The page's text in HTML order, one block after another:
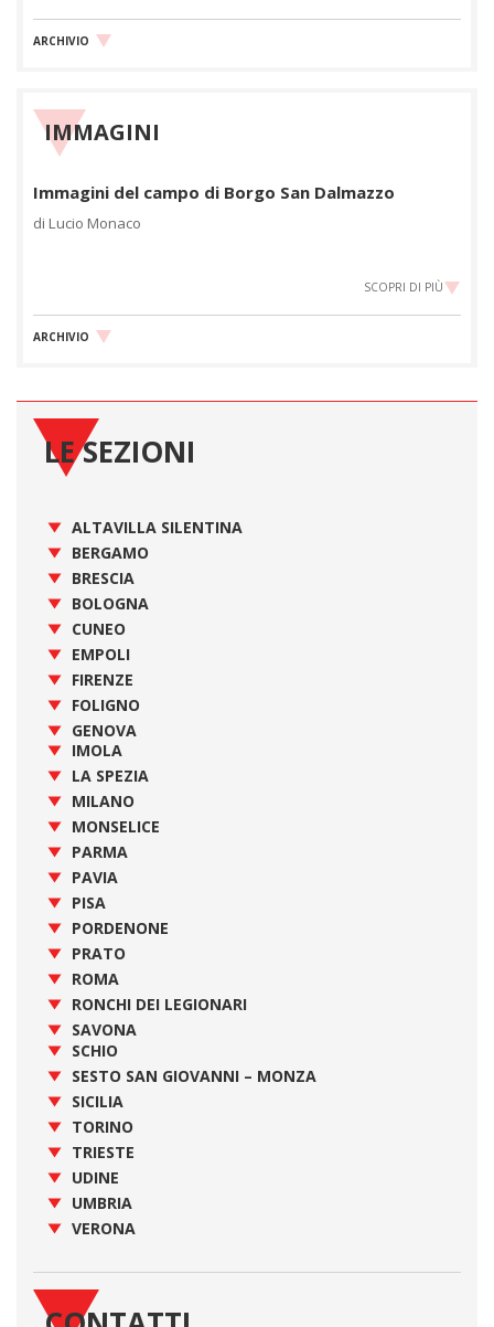
ARCHIVIO
IMMAGINI
Immagini del campo di Borgo San Dalmazzo
di Lucio Monaco
SCOPRI DI PIÙ
ARCHIVIO
LE SEZIONI
ALTAVILLA SILENTINA
BERGAMO
BRESCIA
BOLOGNA
CUNEO
EMPOLI
FIRENZE
FOLIGNO
GENOVA
IMOLA
LA SPEZIA
MILANO
MONSELICE
PARMA
PAVIA
PISA
PORDENONE
PRATO
ROMA
RONCHI DEI LEGIONARI
SAVONA
SCHIO
SESTO SAN GIOVANNI – MONZA
SICILIA
TORINO
TRIESTE
UDINE
UMBRIA
VERONA